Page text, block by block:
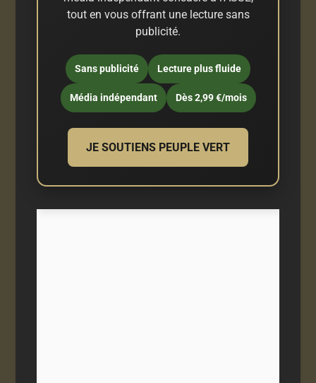
tout en vous offrant une lecture sans
publicité.
Sans publicité Lecture plus fluide
Média indépendant Dès 2,99 €/mois
JE SOUTIENS PEUPLE VERT